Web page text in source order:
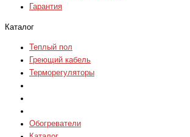
Гарантия
Каталог
Теплый пол
Греющий кабель
Терморегуляторы
Обогреватели